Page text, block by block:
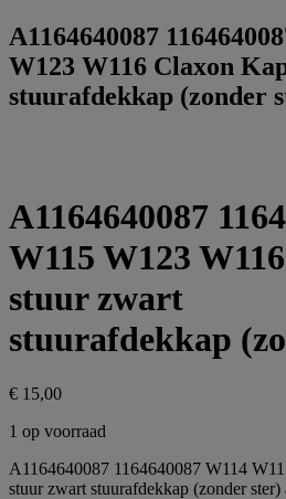
A1164640087
W123 W116 Claxon
stuurafdekkap (zonder
A1164640087
W115 W123
stuur zwart
stuurafdekkap
€ 15,00
1 op voorraad
A1164640087 1164640087 W114
stuur zwart stuurafdekkap (zonder ster)